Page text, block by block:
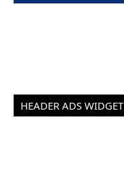
HEADER ADS WIDGET